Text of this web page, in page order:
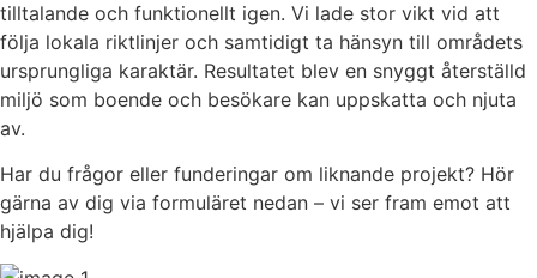
tilltalande och funktionellt igen. Vi lade stor vikt vid att
följa lokala riktlinjer och samtidigt ta hänsyn till områdets
ursprungliga karaktär. Resultatet blev en snyggt återställd
miljö som boende och besökare kan uppskatta och njuta
av.
Har du frågor eller funderingar om liknande projekt? Hör
gärna av dig via formuläret nedan – vi ser fram emot att
hjälpa dig!